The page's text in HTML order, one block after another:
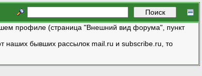
профиле (страница "Внешний вид форума", пункт
наших бывших рассылок mail.ru и subscribe.ru, то